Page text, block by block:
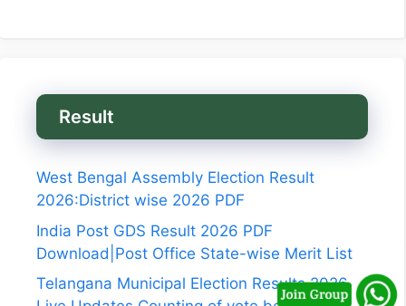
Result
West Bengal Assembly Election Result
2026:District wise 2026 PDF
India Post GDS Result 2026 PDF
Download|Post Office State-wise Merit List
Telangana Municipal Election Results 2026